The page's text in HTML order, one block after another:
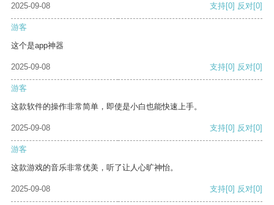
2025-09-08 支持[0] 反对[0]
游客
这个是app神器
2025-09-08 支持[0] 反对[0]
游客
这款软件的操作非常简单，即使是小白也能快速上手。
2025-09-08 支持[0] 反对[0]
游客
这款游戏的音乐非常优美，听了让人心旷神怡。
2025-09-08 支持[0] 反对[0]